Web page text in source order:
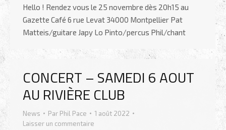
Hello ! Rendez vous le 25 novembre dès 20h15 au
Gazette Café 6 rue Levat 34000 Montpellier Pat
Matteis/guitare Japy Lo Pinto/percus Phil/chant
CONCERT – SAMEDI 6 AOUT
AU RIVIÈRE CLUB
News Par Phil Pace
1 août 2022
Laisser un commentaire